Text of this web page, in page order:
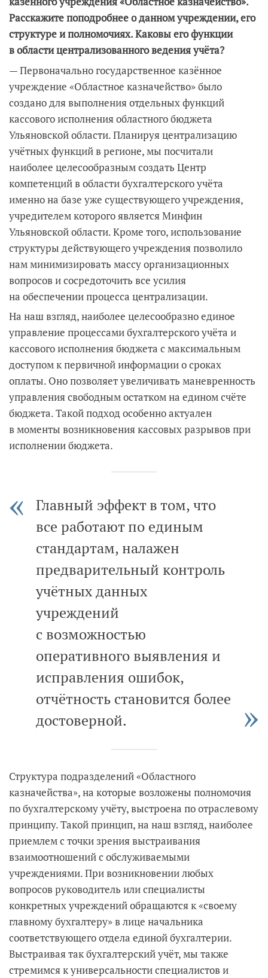
Расскажите поподробнее о данном учреждении, его
структуре и полномочиях. Каковы его функции
в области централизованного ведения учёта?
— Первоначально государственное казённое
учреждение «Областное казначейство» было
создано для выполнения отдельных функций
кассового исполнения областного бюджета
Ульяновской области. Планируя централизацию
учётных функций в регионе, мы посчитали
наиболее целесообразным создать Центр
компетенций в области бухгалтерского учёта
именно на базе уже существующего учреждения,
учредителем которого является Минфин
Ульяновской области. Кроме того, использование
структуры действующего учреждения позволило
нам минимизировать массу организационных
вопросов и сосредоточить все усилия
на обеспечении процесса централизации.
На наш взгляд, наиболее целесообразно единое
управление процессами бухгалтерского учёта и
кассового исполнения бюджета с максимальным
доступом к первичной информации о сроках
оплаты. Оно позволяет увеличивать маневренность
управления свободным остатком на едином счёте
бюджета. Такой подход особенно актуален
в моменты возникновения кассовых разрывов при
исполнении бюджета.
Главный эффект в том, что
все работают по единым
стандартам, налажен
предварительный контроль
учётных данных
учреждений
с возможностью
оперативного выявления и
исправления ошибок,
отчётность становится более
достоверной.
Структура подразделений «Областного
казначейства», на которые возложены полномочия
по бухгалтерскому учёту, выстроена по отраслевому
принципу. Такой принцип, на наш взгляд, наиболее
приемлем с точки зрения выстраивания
взаимоотношений с обслуживаемыми
учреждениями. При возникновении любых
вопросов руководитель или специалисты
конкретных учреждений обращаются к «своему
главному бухгалтеру» в лице начальника
соответствующего отдела единой бухгалтерии.
Выстраивая так бухгалтерский учёт, мы также
стремимся к универсальности специалистов и